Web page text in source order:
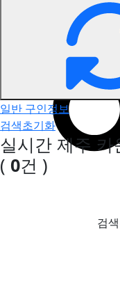
5. 아로마구인
제주 카운터 구인정보
일반 구인정보
검색초기화
실시간 제주
( 0건 )
검